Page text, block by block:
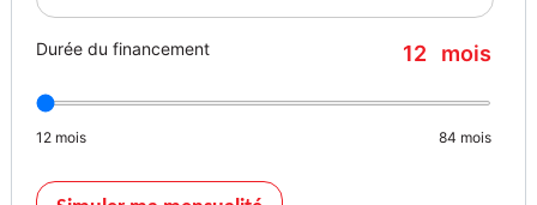
Durée du financement 12 mois
12 mois 84 mois